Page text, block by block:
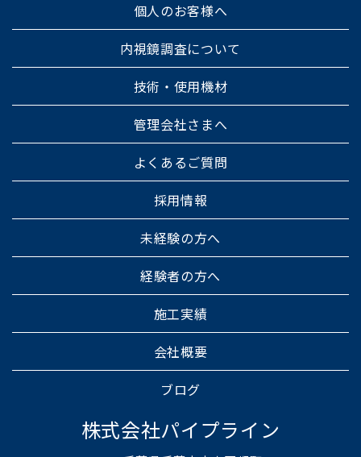
個人のお客様へ
内視鏡調査について
技術・使用機材
管理会社さまへ
よくあるご質問
採用情報
未経験の方へ
経験者の方へ
施工実績
会社概要
ブログ
株式会社パイプライン